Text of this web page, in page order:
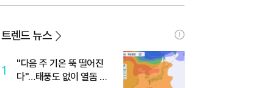
트
트
트렌드 뉴스
1
"다음 주 기온 뚝 떨어진
다"…태풍도 없이 열돔 박